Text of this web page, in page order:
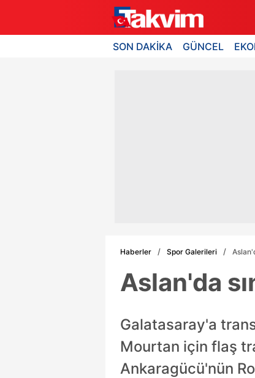
SON DAKİKA GÜNCEL
Haberler Spor Galerileri
Aslan'da
Galatasaray'a
Mourtan için flaş
Ankaragücü'nün